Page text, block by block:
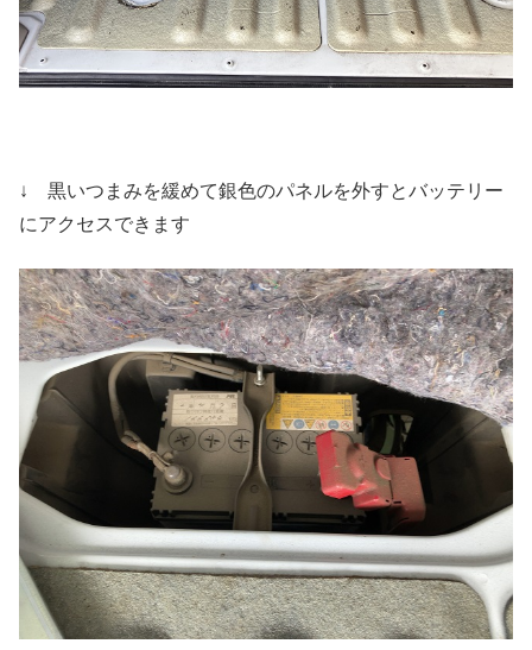
↓ 黒いつまみを緩めて銀色のパネルを外すとバッテリー
にアクセスできます